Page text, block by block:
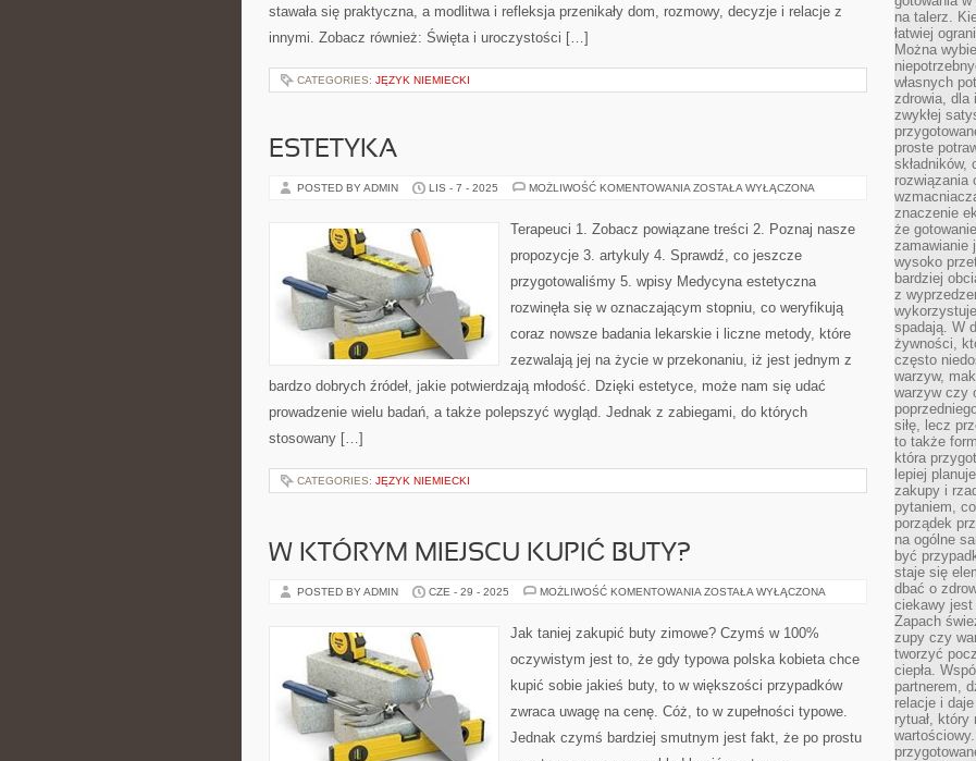
stawała się praktyczna, a modlitwa i refleksja przenikały dom, rozmowy, decyzje i relacje z
innymi. Zobacz również: Święta i uroczystości […]
CATEGORIES: JĘZYK NIEMIECKI
ESTETYKA
POSTED BY ADMIN LIS - 7 - 2025 MOŻLIWOŚĆ KOMENTOWANIA ESTETYKA
ZOSTAŁA WYŁĄCZONA
Terapeuci 1. Zobacz powiązane treści 2. Poznaj nasze
propozycje 3. artykuly 4. Sprawdź, co jeszcze
przygotowaliśmy 5. wpisy Medycyna estetyczna
rozwinęła się w oznaczającym stopniu, co weryfikują
coraz nowsze badania lekarskie i liczne metody, które
zezwalają jej na życie w przekonaniu, iż jest jednym z
bardzo dobrych źródeł, jakie potwierdzają młodość. Dzięki estetyce, może nam się udać
prowadzenie wielu badań, a także polepszyć wygląd. Jednak z zabiegami, do których
stosowany […]
CATEGORIES: JĘZYK NIEMIECKI
W KTÓRYM MIEJSCU KUPIĆ BUTY?
POSTED BY ADMIN CZE - 29 - 2025 MOŻLIWOŚĆ KOMENTOWANIA W
KUPIĆ
BUTY?
ZOSTAŁA WYŁĄCZONA
Jak taniej zakupić buty zimowe? Czymś w 100%
oczywistym jest to, że gdy typowa polska kobieta chce
kupić sobie jakieś buty, to w większości przypadków
zwraca uwagę na cenę. Cóż, to w zupełności typowe.
Jednak czymś bardziej smutnym jest fakt, że po prostu
na talerz.
łatwiej
Można
własnych
zdrowia, dla
zwykłej
proste
składników,
rozwiązania
znaczenie
że
zamawianie
wysoko
bardziej
z
spadają. W
żywności,
często
warzyw,
warzyw czy
siłę, lecz
to także
która
lepiej
zakupy i
pytaniem,
porządek
na ogólne
być
staje się
dbać o
ciekawy jest
Zapach
zupy czy
tworzyć
ciepła.
partnerem,
relacje i
rytuał,